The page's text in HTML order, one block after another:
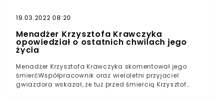
19.03.2022 08:20
Menadżer Krzysztofa Krawczyka
opowiedział o ostatnich chwilach jego
życia
Menadżer Krzysztofa Krawczyka skomentował jego
śmierćWspółpracownik oraz wieloletni przyjaciel
gwiazdora wskazał, że tuż przed śmiercią Krzysztof